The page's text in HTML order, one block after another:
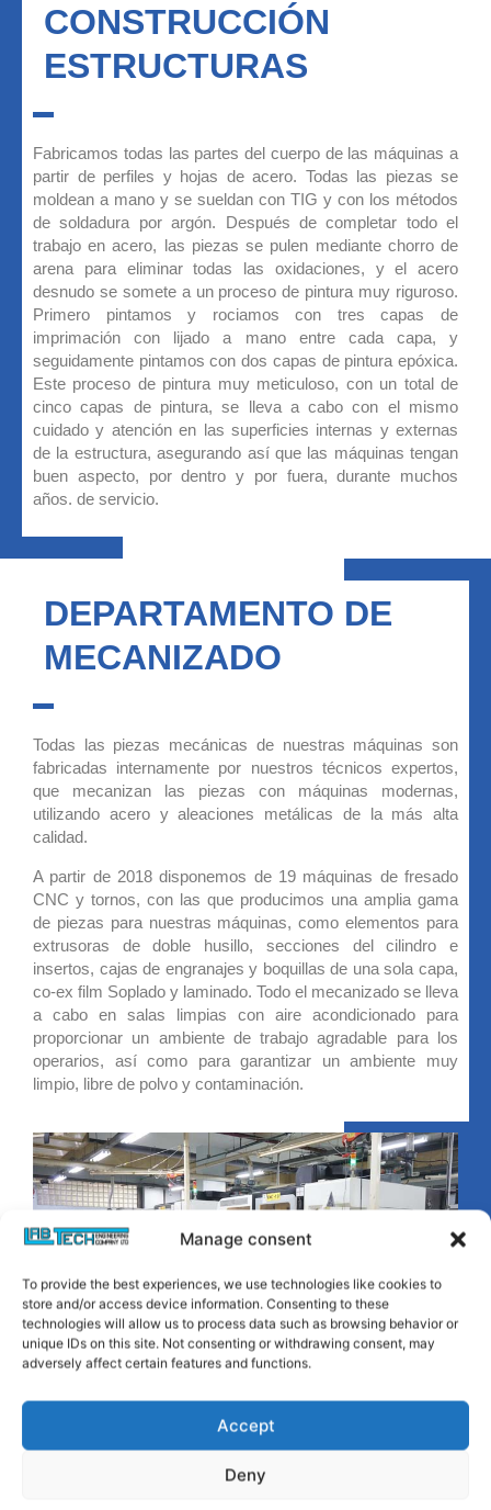
Manage consent
To provide the best experiences, we use technologies like cookies to
store and/or access device information. Consenting to these
technologies will allow us to process data such as browsing behavior or
unique IDs on this site. Not consenting or withdrawing consent, may
adversely affect certain features and functions.
Accept
Deny
CONSTRUCCIÓN
ESTRUCTURAS
Fabricamos todas las partes del cuerpo de las máquinas a
partir de perfiles y hojas de acero. Todas las piezas se
moldean a mano y se sueldan con TIG y con los métodos
de soldadura por argón. Después de completar todo el
trabajo en acero, las piezas se pulen mediante chorro de
arena para eliminar todas las oxidaciones, y el acero
desnudo se somete a un proceso de pintura muy riguroso.
Primero pintamos y rociamos con tres capas de
imprimación con lijado a mano entre cada capa, y
seguidamente pintamos con dos capas de pintura epóxica.
Este proceso de pintura muy meticuloso, con un total de
cinco capas de pintura, se lleva a cabo con el mismo
cuidado y atención en las superficies internas y externas
de la estructura, asegurando así que las máquinas tengan
buen aspecto, por dentro y por fuera, durante muchos
años. de servicio.
DEPARTAMENTO DE
MECANIZADO
Todas las piezas mecánicas de nuestras máquinas son
fabricadas internamente por nuestros técnicos expertos,
que mecanizan las piezas con máquinas modernas,
utilizando acero y aleaciones metálicas de la más alta
calidad.
A partir de 2018 disponemos de 19 máquinas de fresado
CNC y tornos, con las que producimos una amplia gama
de piezas para nuestras máquinas, como elementos para
extrusoras de doble husillo, secciones del cilindro e
insertos, cajas de engranajes y boquillas de una sola capa,
co-ex film Soplado y laminado. Todo el mecanizado se lleva
a cabo en salas limpias con aire acondicionado para
proporcionar un ambiente de trabajo agradable para los
operarios, así como para garantizar un ambiente muy
limpio, libre de polvo y contaminación.